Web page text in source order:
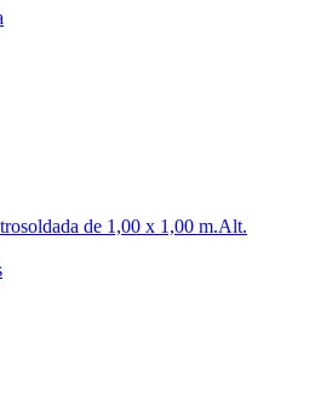
de 1,00 x 1,00 m.Alt.